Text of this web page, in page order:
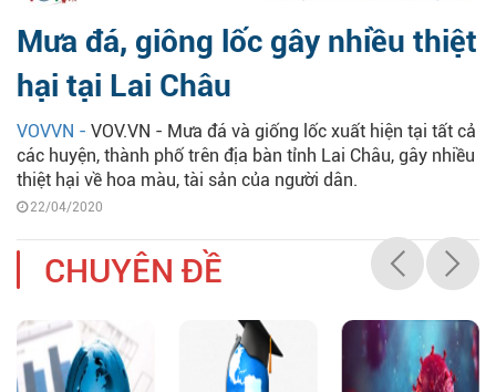
Mưa đá, giông lốc gây nhiều thiệt
hại tại Lai Châu
VOVVN - VOV.VN - Mưa đá và giống lốc xuất hiện tại tất cả
các huyện, thành phố trên địa bàn tỉnh Lai Châu, gây nhiều
thiệt hại về hoa màu, tài sản của người dân.
22/04/2020
CHUYÊN ĐỀ